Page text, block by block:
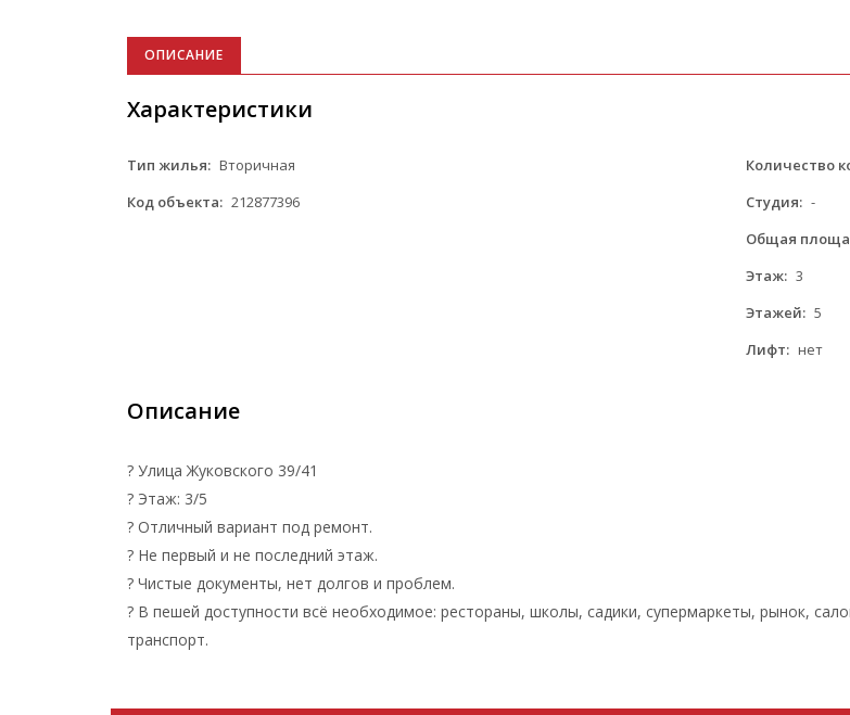
ОПИСАНИЕ
Характеристики
Тип жилья: Вторичная
Код объекта: 212877396
Количество
Студия: -
Общая
Этаж: 3
Этажей: 5
Лифт: нет
Описание
? Улица Жуковского 39/41
? Этаж: 3/5
? Отличный вариант под ремонт.
? Не первый и не последний этаж.
? Чистые документы, нет долгов и проблем.
? В пешей доступности всё необходимое: рестораны, школы, садики, супермаркеты, рынок,
транспорт.